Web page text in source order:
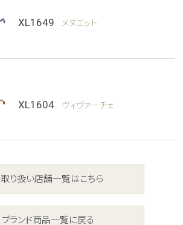
XL1649 メヌエット
XL1604 ヴィヴァーチェ
取り扱い店舗一覧はこちら
ブランド商品一覧に戻る